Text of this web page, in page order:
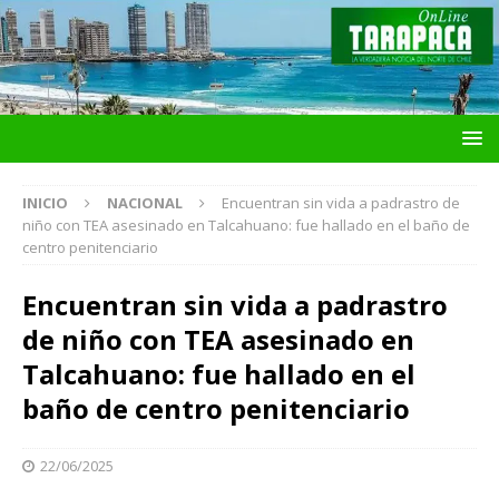
INICIO NACIONAL
Encuentran sin vida a padrastro de
niño con TEA asesinado en Talcahuano: fue hallado en el baño de
centro penitenciario
Encuentran sin vida a padrastro
de niño con TEA asesinado en
Talcahuano: fue hallado en el
baño de centro penitenciario
22/06/2025